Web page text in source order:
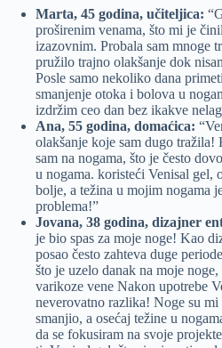
Marta, 45 godina, učiteljica:
proširenim venama, što mi je
izazovnim. Probala sam mnoge
pružilo trajno olakšanje dok
Posle samo nekoliko dana
smanjenje otoka i bolova u
izdržim ceo dan bez ikakve
Ana, 55 godina, domaćica:
olakšanje koje sam dugo tražila!
sam na nogama, što je često
u nogama. koristeći Venisal gel,
bolje, a težina u mojim nogama
problema!”
Jovana, 38 godina, dizajner
je bio spas za moje noge! Kao
posao često zahteva duge
što je uzelo danak na moje
varikoze vene Nakon upotrebe
neverovatno razlika! Noge su mi
smanjio, a osećaj težine u
da se fokusiram na svoje